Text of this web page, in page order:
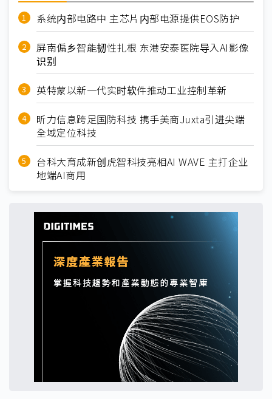
系统内部电路中 主芯片内部电源提供EOS防护
屏南偏乡智能韧性扎根 东港安泰医院导入AI影像
识别
英特蒙以新一代实时软件推动工业控制革新
昕力信息跨足国防科技 携手美商Juxta引进尖端
全域定位科技
台科大育成新创虎智科技亮相AI WAVE 主打企业
地端AI商用